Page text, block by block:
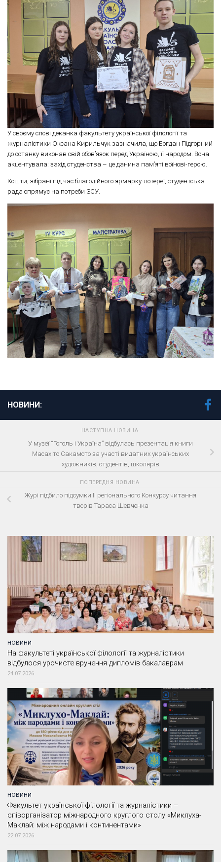
У своєму слові деканка факультету української філології та
журналістики Оксана Кирильчук зазначила, що Богдан Підгорний
до останку виконав свій обов’язок перед Україною, її народом. Вона
акцентувала: захід студенства – це данина пам’яті воїнові-герою.
Кошти, зібрані під час благодійного ярмарку-лотереї, студентська
рада спрямує на потреби ЗСУ.
НОВИНИ:
НАСТУПНА НОВИНА
У музеї “Гоголь і Україна” відбулась презентація книги
Масахіто Сакамото за участі видатних українських
художників, студентів, школярів
ПОПЕРЕДНЯ НОВИНА
Журі підбило підсумки II регіонального Конкурсу читання
творів Тараса Шевченка
НОВИНИ
На факультеті української філології та журналістики
відбулося урочисте вручення дипломів бакалаврам
24.07.2026
НОВИНИ
Факультет української філології та журналістики –
співорганізатор міжнародного круглого столу «Миклуха-
Маклай: між народами і континентами»
22.07.2026